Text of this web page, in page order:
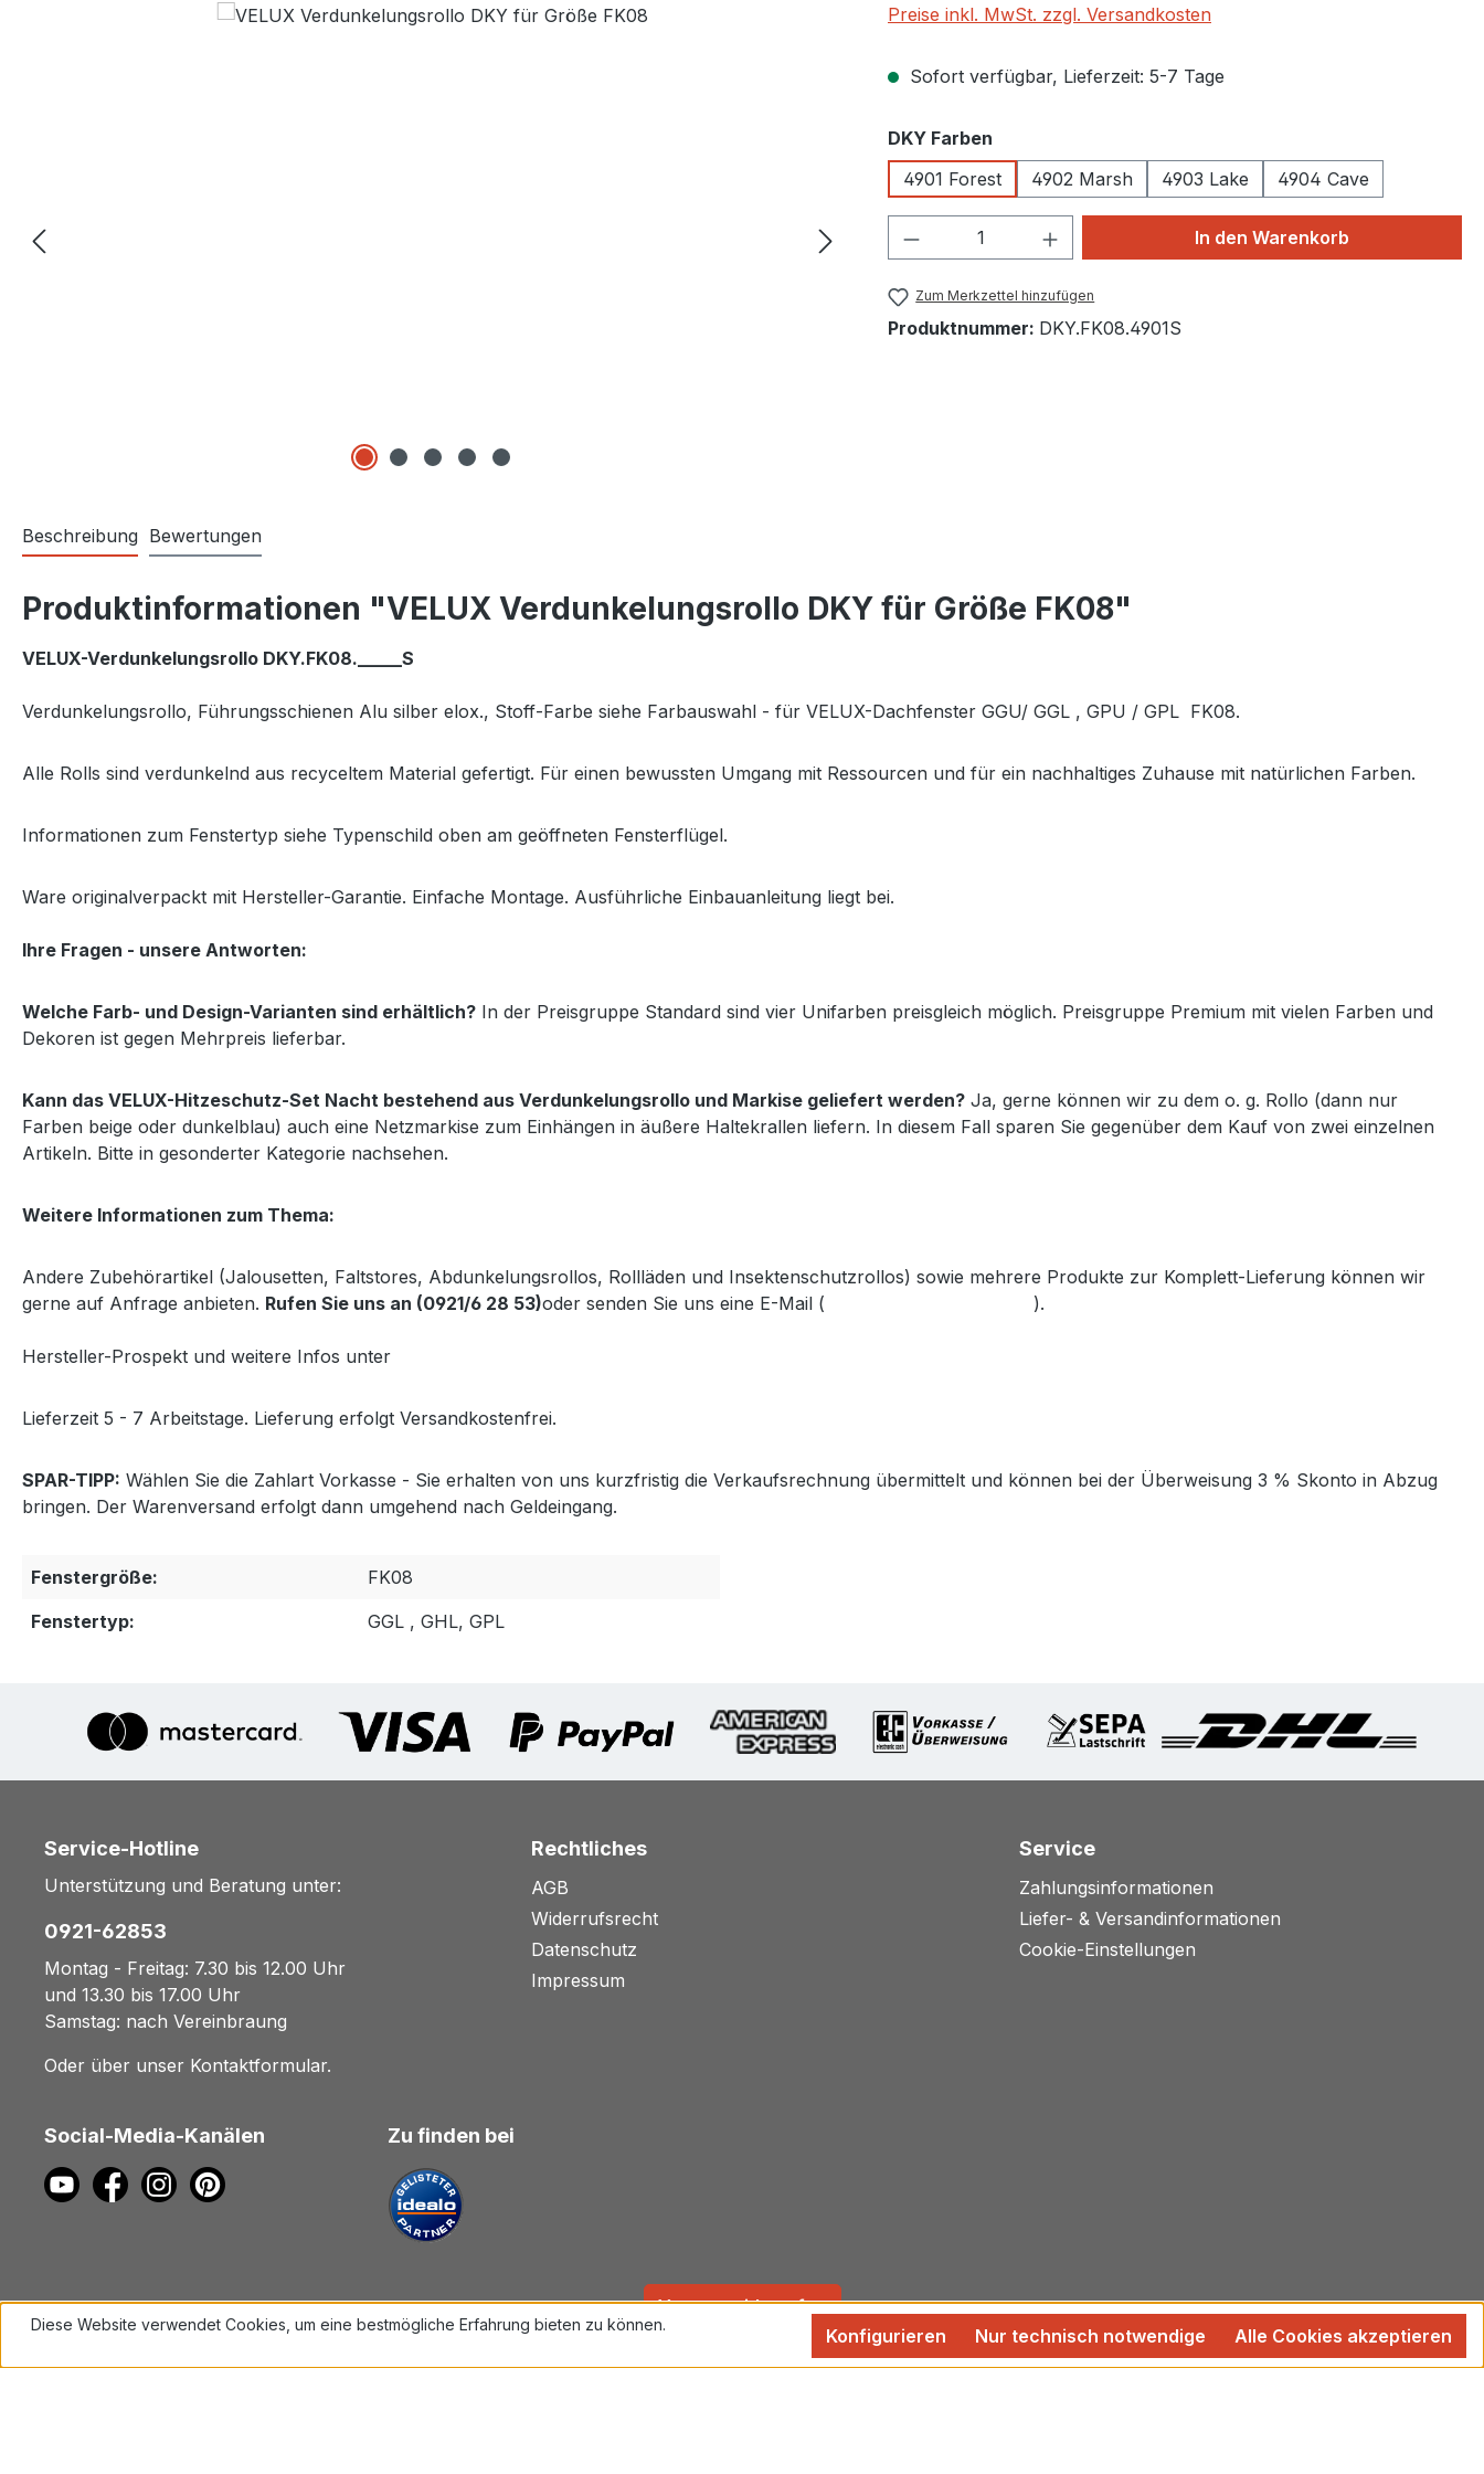
Preise inkl. MwSt. zzgl. Versandkosten
Sofort verfügbar, Lieferzeit: 5-7 Tage
DKY Farben
4901 Forest
4902 Marsh 4903 Lake 4904 Cave
Produkt Anzahl: Gib den gewünschten Wert
In den Warenkorb
Zum Merkzettel hinzufügen
Produktnummer: DKY.FK08.4901S
Beschreibung Bewertungen
Produktinformationen "VELUX Verdunkelungsrollo DKY für Größe FK08"
VELUX-Verdunkelungsrollo DKY.FK08._____S
Verdunkelungsrollo, Führungsschienen Alu silber elox., Stoff-Farbe siehe Farbauswahl - für VELUX-Dachfenster GGU/ GGL , GPU / GPL FK08.
Alle Rolls sind verdunkelnd aus recyceltem Material gefertigt. Für einen bewussten Umgang mit Ressourcen und für ein nachhaltiges Zuhause mit natürlichen Farben.
Informationen zum Fenstertyp siehe Typenschild oben am geöffneten Fensterflügel.
Ware originalverpackt mit Hersteller-Garantie. Einfache Montage. Ausführliche Einbauanleitung liegt bei.
Ihre Fragen - unsere Antworten:
Welche Farb- und Design-Varianten sind erhältlich? In der Preisgruppe Standard sind vier Unifarben preisgleich möglich. Preisgruppe Premium mit vielen Farben und
Dekoren ist gegen Mehrpreis lieferbar.
Kann das VELUX-Hitzeschutz-Set Nacht bestehend aus Verdunkelungsrollo und Markise geliefert werden? Ja, gerne können wir zu dem o. g. Rollo (dann nur
Farben beige oder dunkelblau) auch eine Netzmarkise zum Einhängen in äußere Haltekrallen liefern. In diesem Fall sparen Sie gegenüber dem Kauf von zwei einzelnen
Artikeln. Bitte in gesonderter Kategorie nachsehen.
Weitere Informationen zum Thema:
Andere Zubehörartikel (Jalousetten, Faltstores, Abdunkelungsrollos, Rollläden und Insektenschutzrollos) sowie mehrere Produkte zur Komplett-Lieferung können wir
gerne auf Anfrage anbieten. Rufen Sie uns an (0921/6 28 53)oder senden Sie uns eine E-Mail ( ).
Hersteller-Prospekt und weitere Infos unter
Lieferzeit 5 - 7 Arbeitstage. Lieferung erfolgt Versandkostenfrei.
SPAR-TIPP: Wählen Sie die Zahlart Vorkasse - Sie erhalten von uns kurzfristig die Verkaufsrechnung übermittelt und können bei der Überweisung 3 % Skonto in Abzug
bringen. Der Warenversand erfolgt dann umgehend nach Geldeingang.
Fenstergröße:
FK08
Fenstertyp:
GGL , GHL, GPL
Service-Hotline
Unterstützung und Beratung unter:
0921-62853
Montag - Freitag: 7.30 bis 12.00 Uhr
und 13.30 bis 17.00 Uhr
Samstag: nach Vereinbraung
Oder über unser Kontaktformular.
Rechtliches
AGB
Widerrufsrecht
Datenschutz
Impressum
Service
Zahlungsinformationen
Liefer- & Versandinformationen
Cookie-Einstellungen
Social-Media-Kanälen Zu finden bei
Vertrag widerrufen
Diese Website verwendet Cookies, um eine bestmögliche Erfahrung bieten zu können.
Nur technisch notwendige
Konfigurieren Alle Cookies akzeptieren